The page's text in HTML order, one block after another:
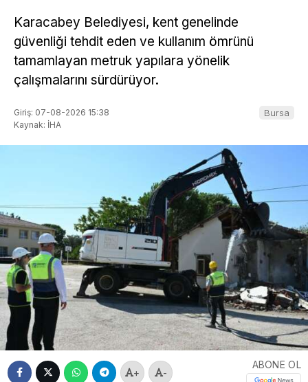
Karacabey Belediyesi, kent genelinde
güvenliği tehdit eden ve kullanım ömrünü
tamamlayan metruk yapılara yönelik
çalışmalarını sürdürüyor.
Giriş: 07-08-2026 15:38
Kaynak: İHA
Bursa
+ -
ABONE OL